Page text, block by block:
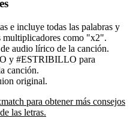
e incluye todas las palabras y
multiplicadores como "x2".
audio lírico de la canción.
y #ESTRIBILLO para
canción.
original.
para obtener más consejos
las letras.